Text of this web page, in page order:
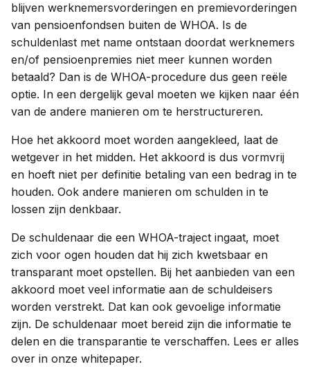
blijven werknemersvorderingen en premievorderingen
van pensioenfondsen buiten de WHOA. Is de
schuldenlast met name ontstaan doordat werknemers
en/of pensioenpremies niet meer kunnen worden
betaald? Dan is de WHOA-procedure dus geen reële
optie. In een dergelijk geval moeten we kijken naar één
van de andere manieren om te herstructureren.
Hoe het akkoord moet worden aangekleed, laat de
wetgever in het midden. Het akkoord is dus vormvrij
en hoeft niet per definitie betaling van een bedrag in te
houden. Ook andere manieren om schulden in te
lossen zijn denkbaar.
De schuldenaar die een WHOA-traject ingaat, moet
zich voor ogen houden dat hij zich kwetsbaar en
transparant moet opstellen. Bij het aanbieden van een
akkoord moet veel informatie aan de schuldeisers
worden verstrekt. Dat kan ook gevoelige informatie
zijn. De schuldenaar moet bereid zijn die informatie te
delen en die transparantie te verschaffen. Lees er alles
over in onze whitepaper.